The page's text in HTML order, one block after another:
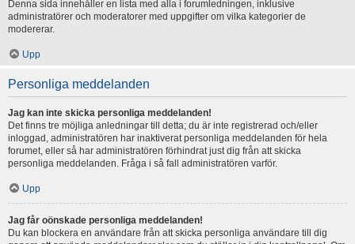
Denna sida innehåller en lista med alla i forumledningen, inklusive
administratörer och moderatorer med uppgifter om vilka kategorier de
modererar.
Upp
Personliga meddelanden
Jag kan inte skicka personliga meddelanden!
Det finns tre möjliga anledningar till detta; du är inte registrerad och/eller
inloggad, administratören har inaktiverat personliga meddelanden för hela
forumet, eller så har administratören förhindrat just dig från att skicka
personliga meddelanden. Fråga i så fall administratören varför.
Upp
Jag får oönskade personliga meddelanden!
Du kan blockera en användare från att skicka personliga användare till dig